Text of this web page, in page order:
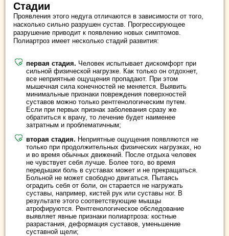
Стадии
Проявления этого недуга отличаются в зависимости от того,
насколько сильно разрушен сустав. Прогрессирующее
разрушение приводит к появлению новых симптомов.
Полиартроз имеет несколько стадий развития:
первая стадия. Человек испытывает дискомфорт при
сильной физической нагрузке. Как только он отдохнет,
все неприятные ощущения пропадают. При этом
мышечная сила конечностей не меняется. Выявить
минимальные признаки повреждения поверхностей
суставов можно только рентгенологическим путем.
Если при первых признак заболевания сразу же
обратиться к врачу, то лечение будет наименее
затратным и проблематичным;
вторая стадия. Неприятные ощущения появляются не
только при продолжительных физических нагрузках, но
и во время обычных движений. После отдыха человек
не чувствует себя лучше. Более того, во время
передышки боль в суставах может и не прекращаться.
Больной не может свободно двигаться. Пытаясь
оградить себя от боли, он старается не нагружать
суставы, например, кистей рук или суставы ног. В
результате этого соответствующие мышцы
атрофируются. Рентгенологическое обследование
выявляет явные признаки полиартроза: костные
разрастания, деформация суставов, уменьшение
суставной щели;